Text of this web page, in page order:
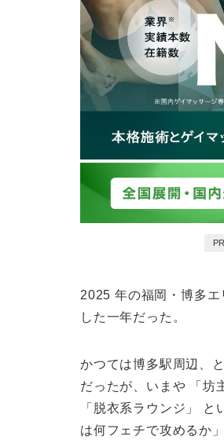
PR
2025 年の福岡・博多エ
した一年だった。
かつては博多駅周辺、
だったが、いまや
「
「脱衣系ラウンジ」
と
は何フェチで攻めるか